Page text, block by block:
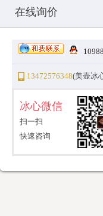
Copyright © 2010-2025
在线询价
13472576348(美壶冰
冰心微信
扫一扫
快速咨询